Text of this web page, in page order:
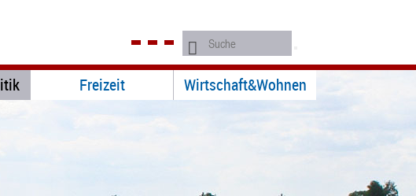
Freizeit Wirtschaft&Wohnen